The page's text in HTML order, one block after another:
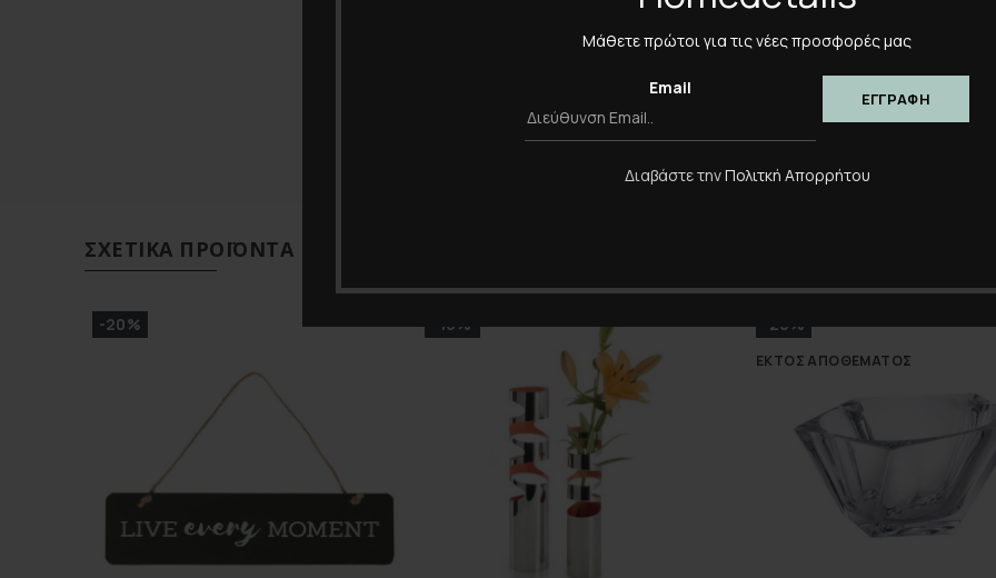
Μάθετε πρώτοι για τις νέες προσφορές μας
Email
Διαβάστε τηνΠολιτκή Απορρήτου
Αποθήκευσε το όνομά
πλοηγό για την επόμενη
ΣΧΕΤΙΚΆ ΠΡΟΪΌΝΤΑ
-20% -10% -20%
ΕΚΤΌΣ ΑΠΟΘΈΜΑΤΟΣ